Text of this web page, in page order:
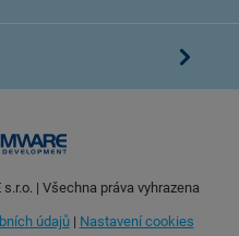
| Všechna práva vyhrazena
údajů| Nastavení cookies